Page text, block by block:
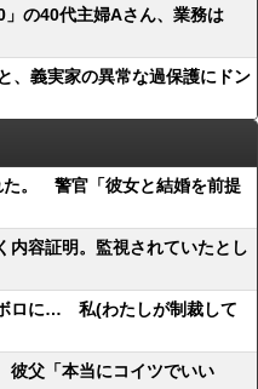
の40代主婦Aさん、業務は
、義実家の異常な過保護にドン
た。 警官「彼女と結婚を前提
内容証明。監視されていたとし
ロに… 私(わたしが制裁して
父「本当にコイツでいい